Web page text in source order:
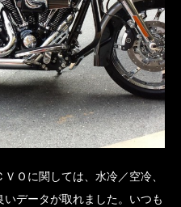
Ｏに関しては、水冷／空冷、
データが取れました。いつも